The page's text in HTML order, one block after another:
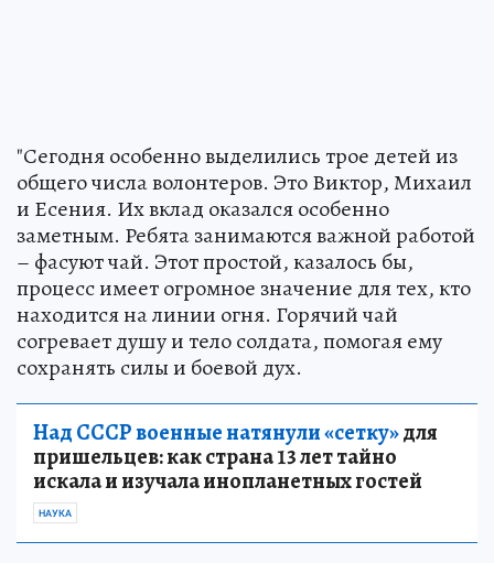
"Сегодня особенно выделились трое детей из
общего числа волонтеров. Это Виктор, Михаил
и Есения. Их вклад оказался особенно
заметным. Ребята занимаются важной работой
– фасуют чай. Этот простой, казалось бы,
процесс имеет огромное значение для тех, кто
находится на линии огня. Горячий чай
согревает душу и тело солдата, помогая ему
сохранять силы и боевой дух.
Над СССР военные натянули «сетку»для
пришельцев: как страна 13 лет тайно
искала и изучала инопланетных гостей
НАУКА